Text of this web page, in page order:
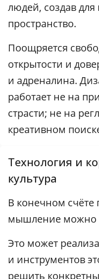
людей, создав
пространство.
Поощряется
открытости и
и адреналина.
работает не на
страсти; не на
креативном
Технология и
культура
В конечном
мышление можно
Это может
и инструментов
решить